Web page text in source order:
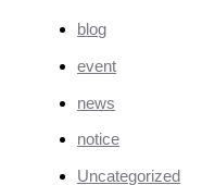
blog
event
news
notice
Uncategorized